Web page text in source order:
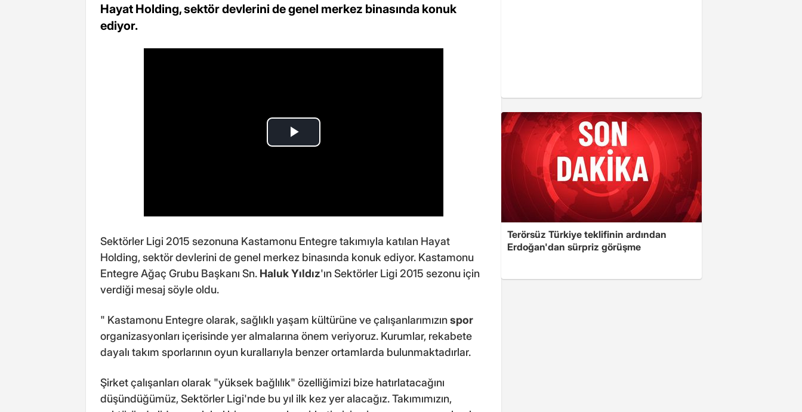
Hayat Holding, sektör devlerini de genel merkez binasında konuk
ediyor.
Sektörler Ligi 2015 sezonuna Kastamonu Entegre takımıyla katılan Hayat
Holding, sektör devlerini de genel merkez binasında konuk ediyor. Kastamonu
Entegre Ağaç Grubu Başkanı Sn. Haluk Yıldız'ın Sektörler Ligi 2015 sezonu için
verdiği mesaj söyle oldu.
" Kastamonu Entegre olarak, sağlıklı yaşam kültürüne ve çalışanlarımızınspor
organizasyonları içerisinde yer almalarına önem veriyoruz. Kurumlar, rekabete
dayalı takım sporlarının oyun kurallarıyla benzer ortamlarda bulunmaktadırlar.
Şirket çalışanları olarak "yüksek bağlılık" özelliğimizi bize hatırlatacağını
düşündüğümüz, Sektörler Ligi'nde bu yıl ilk kez yer alacağız. Takımımızın,
Terörsüz Türkiye teklifinin ardından
Erdoğan'dan sürpriz görüşme